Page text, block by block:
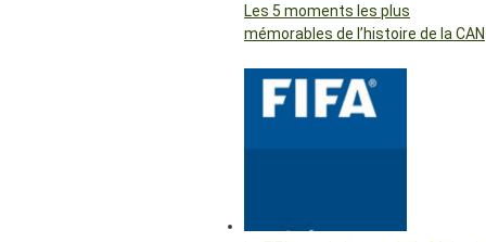
Les 5 moments les plus
mémorables de l’histoire de la CAN